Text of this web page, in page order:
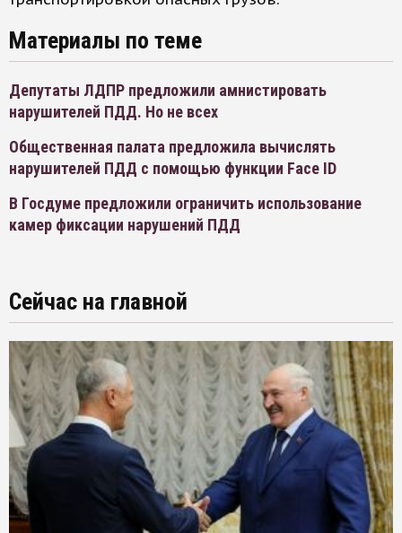
Материалы по теме
Депутаты ЛДПР предложили амнистировать
нарушителей ПДД. Но не всех
Общественная палата предложила вычислять
нарушителей ПДД с помощью функции Face ID
В Госдуме предложили ограничить использование
камер фиксации нарушений ПДД
Сейчас на главной